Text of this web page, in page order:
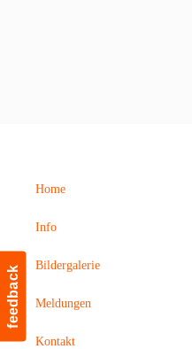
feedback
Home
Info
Bildergalerie
Meldungen
Kontakt